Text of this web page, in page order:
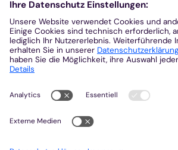
Aus der Plattform
Nachrichten
Veranstaltungen
Gottesdienste
Stellenangebote
Kirchenzeitung
Amtsblatt (Kirchlicher Anzeiger)